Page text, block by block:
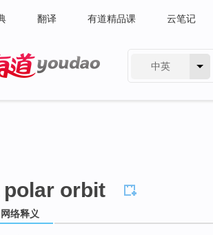
翻译 有道精品课 云笔记
中英
polar orbit
网络释义